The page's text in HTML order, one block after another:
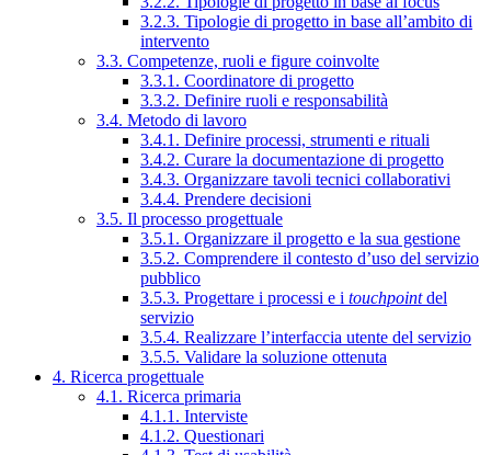
3.2.3. Tipologie di progetto in base all’ambito di
intervento
3.3. Competenze, ruoli e figure coinvolte
3.3.1. Coordinatore di progetto
3.3.2. Definire ruoli e responsabilità
3.4. Metodo di lavoro
3.4.1. Definire processi, strumenti e rituali
3.4.2. Curare la documentazione di progetto
3.4.3. Organizzare tavoli tecnici collaborativi
3.4.4. Prendere decisioni
3.5. Il processo progettuale
3.5.1. Organizzare il progetto e la sua gestione
3.5.2. Comprendere il contesto d’uso del servizio
pubblico
3.5.3. Progettare i processi e i touchpointdel
servizio
3.5.4. Realizzare l’interfaccia utente del servizio
3.5.5. Validare la soluzione ottenuta
4. Ricerca progettuale
4.1. Ricerca primaria
4.1.1. Interviste
4.1.2. Questionari